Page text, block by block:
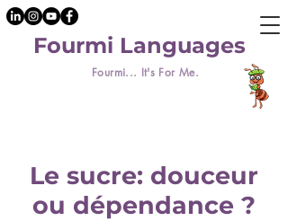
Fourmi... It's For Me.
Fourmi Languages
Le sucre: douceur
ou dépendance ?